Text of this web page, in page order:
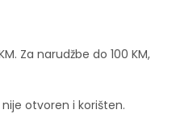
Za narudžbe do 100 KM,
otvoren i korišten.